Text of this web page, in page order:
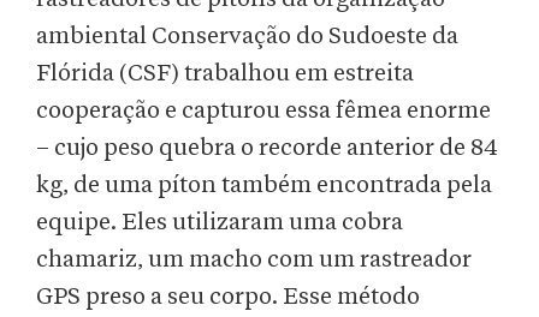
ambiental Conservação do Sudoeste da
Flórida (CSF) trabalhou em estreita
cooperação e capturou essa fêmea enorme
– cujo peso quebra o recorde anterior de 84
kg, de uma píton também encontrada pela
equipe. Eles utilizaram uma cobra
chamariz, um macho com um rastreador
GPS preso a seu corpo. Esse método